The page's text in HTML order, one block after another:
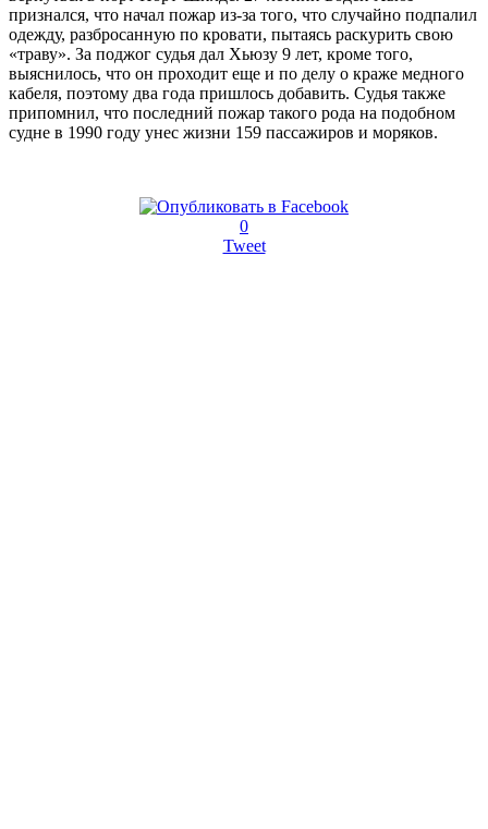
признался, что начал пожар из-за того, что случайно подпалил
одежду, разбросанную по кровати, пытаясь раскурить свою
«траву». За поджог судья дал Хьюзу 9 лет, кроме того,
выяснилось, что он проходит еще и по делу о краже медного
кабеля, поэтому два года пришлось добавить. Судья также
припомнил, что последний пожар такого рода на подобном
судне в 1990 году унес жизни 159 пассажиров и моряков.
0
Tweet